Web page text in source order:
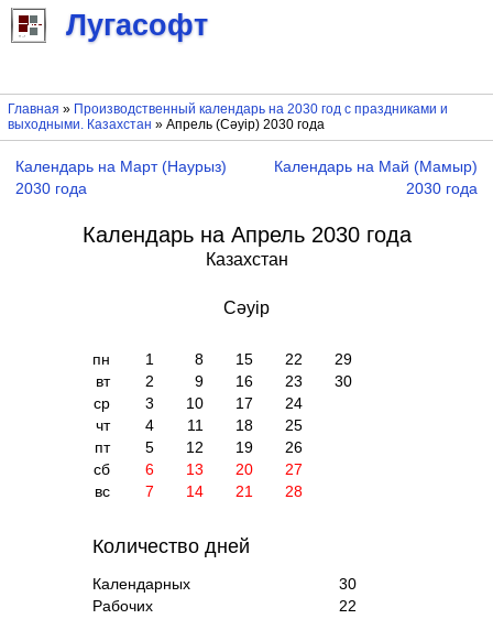
Лугасофт
Главная » Производственный календарь на 2030 год с праздниками и
выходными. Казахстан » Апрель (Сәуір) 2030 года
Календарь на Март (Наурыз)
2030 года
Календарь на Май (Мамыр)
2030 года
Календарь на Апрель 2030 года
Казахстан
Сәуір
пн 1 8 15 22
29
вт
2 9 16 23
30
ср
3 10 17
24
чт
4 11 18
25
пт
5 12 19
26
сб
6 13 20
27
вс
7 14 21 28
Количество дней
Календарных
30
Рабочих
22